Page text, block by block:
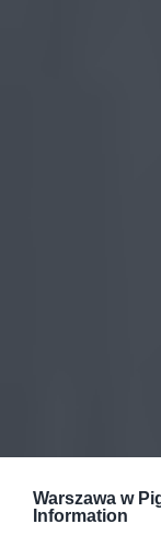
Warszawa w
Information